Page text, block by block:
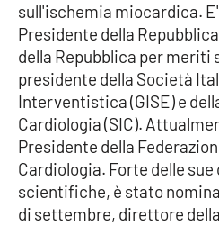
sull'ischemia miocardica.
Presidente della
della Repubblica per meriti
presidente della Società
Interventistica (GISE) e
Cardiologia (SIC).
Presidente della
Cardiologia. Forte delle
scientifiche, è stato
di settembre, direttore